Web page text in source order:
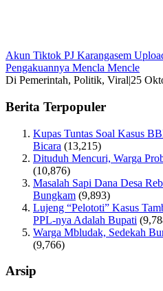
Akun Tiktok PJ Karangasem
Pengakuannya Mencla Mencle
Di Pemerintah, Politik, Viral|25
Berita Terpopuler
Kupas Tuntas Soal Kasus
Bicara (13,215)
Dituduh Mencuri, Warga
(10,876)
Masalah Sapi Dana Desa
Bungkam (9,893)
Lujeng “Pelototi” Kasus
PPL-nya Adalah Bupati
Warga Mbludak, Sedekah
(9,766)
Arsip